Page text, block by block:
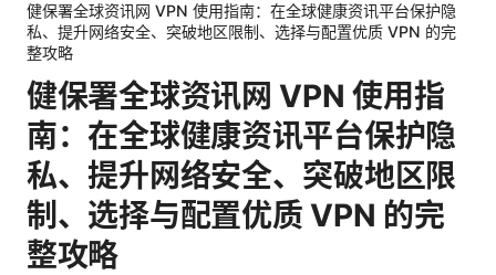
健保署全球资讯网 VPN 使用指南：在全球健康资讯平台保护隐
私、提升网络安全、突破地区限制、选择与配置优质 VPN 的完
整攻略
健保署全球资讯网 VPN 使用指
南：在全球健康资讯平台保护隐
私、提升网络安全、突破地区限
制、选择与配置优质 VPN 的完
整攻略